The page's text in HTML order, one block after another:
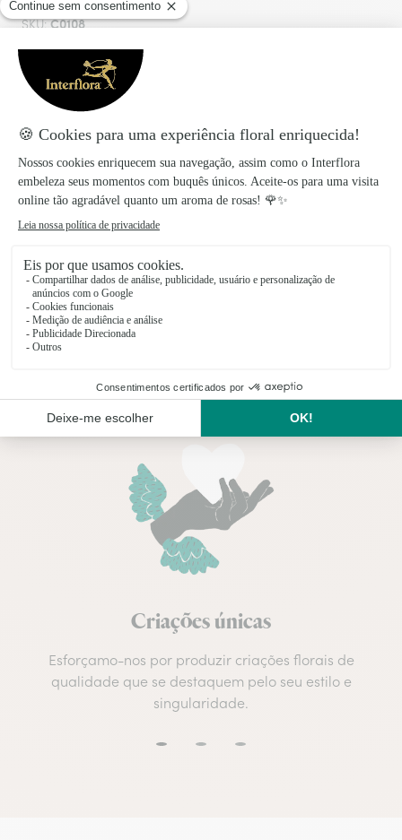
SKU:C0108
Serviço de Entrega
Garantimos a entrega na casa funerária, no
cemitério e na igreja no momento da cerimónia.
É possível escolher a hora exata do serviço
fúnebre e o endereço da igreja ou local de luto
no momento da compra, para que o florista
possa entregar as flores fúnebres no local
desejado e no momento especificado.
Confeção
Os produtos Interflora são confecionados no
próprio dia para garantir a frescura das flores.
Além disso, também pode adicionar uma fita
Criações únicas
Esforçamo-nos por produzir criações florais de
qualidade que se destaquem pelo seu estilo e
singularidade.